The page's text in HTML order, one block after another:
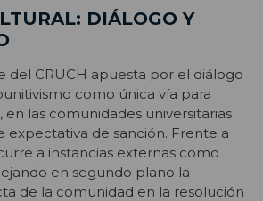
DIÁLOGO Y
del CRUCH apuesta por el diálogo
como única vía para
las comunidades universitarias
expectativa de sanción. Frente a
a instancias externas como
en segundo plano la
de la comunidad en la resolución